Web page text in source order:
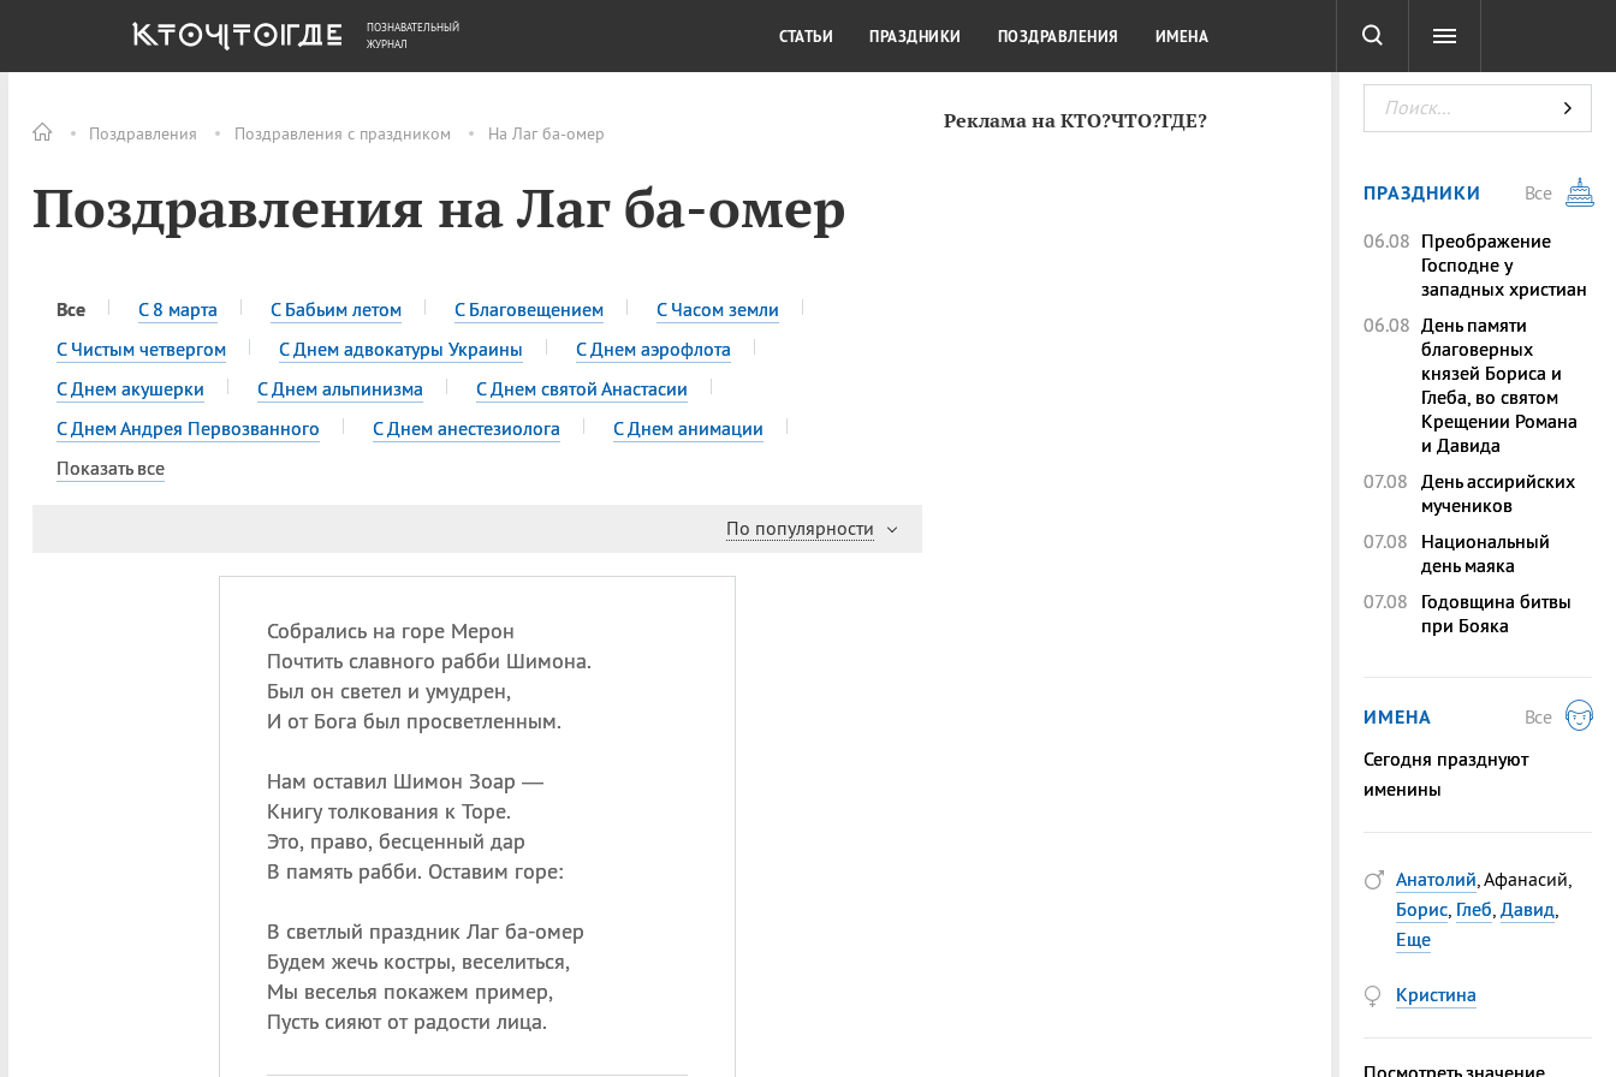
Поздравления Поздравления с праздником На Лаг ба-омер
Поздравления на Лаг ба-омер
Все С 8 марта С Бабьим летом С Благовещением
С Часом земли
С Чистым четвергом
С Днем адвокатуры Украины
С Днем аэрофлота
С Днем акушерки
С Днем альпинизма
С Днем святой Анастасии
С Днем Андрея Первозванного
С Днем анестезиолога
С Днем анимации
Показать все
По популярности
Собрались на горе Мерон
Почтить славного рабби Шимона.
Был он светел и умудрен,
И от Бога был просветленным.
Нам оставил Шимон Зоар —
Книгу толкования к Торе.
Это, право, бесценный дар
В память рабби. Оставим горе:
В светлый праздник Лаг ба-омер
Будем жечь костры, веселиться,
Мы веселья покажем пример,
Пусть сияют от радости лица.
Реклама на КТО?ЧТО?ГДЕ?
ОБЩЕСТВО ДЕНЬГИ КУЛЬТУРА КРАСОТА ТЕСТЫ
ПОЗНАВАТЕЛЬНЫЙ
ЖУРНАЛ
СТАТЬИ ПРАЗДНИКИ ПОЗДРАВЛЕНИЯ ИМЕНА
ПРАЗДНИКИ
Все
06.08 Преображение
Господне у
западных христиан
06.08 День памяти
благоверных
князей Бориса и
Глеба, во святом
Крещении Романа
и Давида
07.08 День ассирийских
мучеников
07.08
Национальный
день маяка
07.08
Годовщина битвы
при Бояка
ИМЕНА
Все
Сегодня празднуют
именины
Анатолий, Афанасий,
Борис, Глеб, Давид,
Еще
Кристина
Посмотреть значение